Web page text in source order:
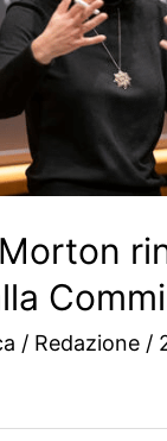
/ Redazione /